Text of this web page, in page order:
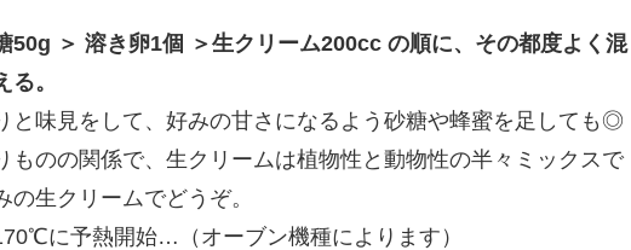
50g ＞ 溶き卵1個 ＞生クリーム200cc の順に、その都度よく混
。
と味見をして、好みの甘さになるよう砂糖や蜂蜜を足しても◎
ものの関係で、生クリームは植物性と動物性の半々ミックスで
の生クリームでどうぞ。
に予熱開始…（オーブン機種によります）